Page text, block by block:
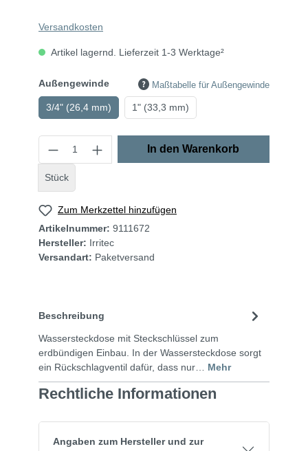
Versandkosten
Artikel lagernd. Lieferzeit 1-3 Werktage²
Außengewinde Maßtabelle für Außengewinde
3/4" (26,4 mm) 1" (33,3 mm)
Stück
In den Warenkorb
Zum Merkzettel hinzufügen
Artikelnummer: 9111672
Hersteller: Irritec
Versandart: Paketversand
Beschreibung
Wassersteckdose mit Steckschlüssel zum
erdbündigen Einbau. In der Wassersteckdose sorgt
ein Rückschlagventil dafür, dass nur… Mehr
Rechtliche Informationen
Angaben zum Hersteller und zur